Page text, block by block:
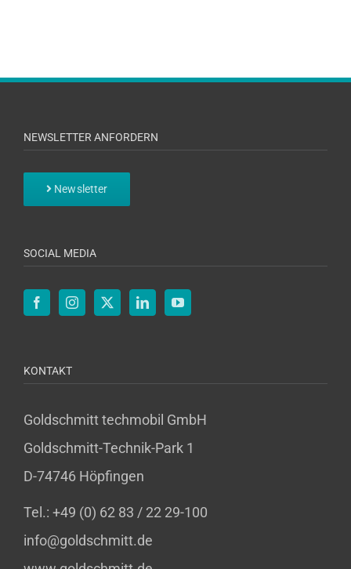
NEWSLETTER ANFORDERN
Newsletter
SOCIAL MEDIA
KONTAKT
Goldschmitt techmobil GmbH
Goldschmitt-Technik-Park 1
D-74746 Höpfingen
Tel.: +49 (0) 62 83 / 22 29-100
info@goldschmitt.de